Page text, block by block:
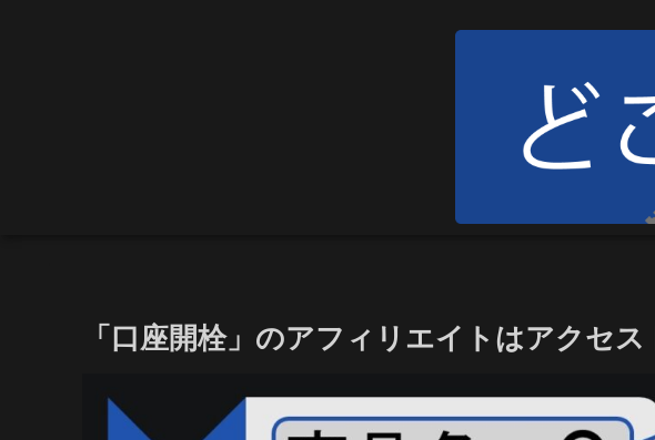
「口座開栓」のアフィリエイトはアクセ